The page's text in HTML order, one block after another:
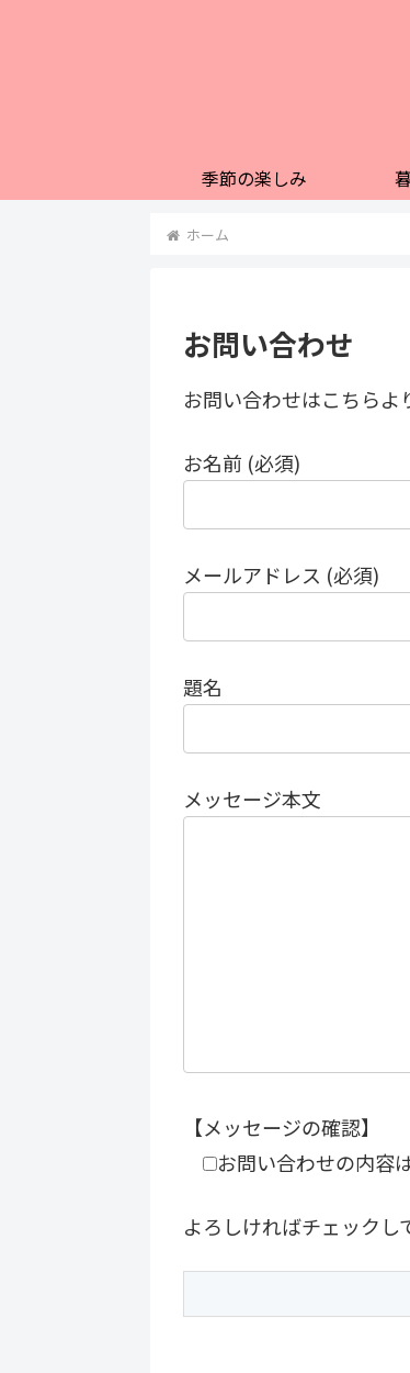
季節の楽しみ
ホーム
お問い合わせ
お問い合わせはこちらよ
お名前 (必須)
メールアドレス (必須)
題名
メッセージ本文
【メッセージの確認】
お問い合わせの内容
よろしければチェックし